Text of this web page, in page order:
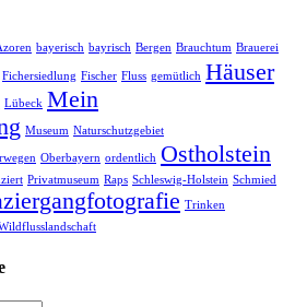
bayerisch bayrisch Bergen Brauchtum Brauerei
Fichersiedlung Fischer Fluss gemütlich Häuser
Lübeck Mein
Museum Naturschutzgebiet
Oberbayern ordentlich Ostholstein
Privatmuseum Raps Schleswig-Holstein Schmied
Trinken